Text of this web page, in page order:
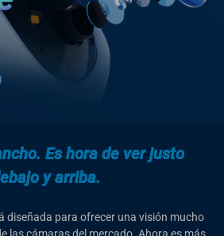
Es hora de ver justo
y arriba.
diseñada para ofrecer una visión mucho
las cámaras del mercado. Ahora es más